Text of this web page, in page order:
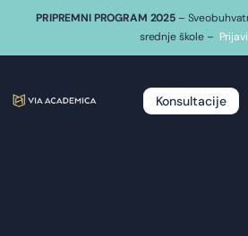
PRIPREMNI PROGRAM 2025 –
srednje škole –
Konsultacije